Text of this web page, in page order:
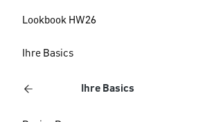
Lookbook HW26
Ihre Basics
Ihre Basics